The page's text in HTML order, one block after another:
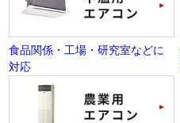
食品関係・工場・研究室などに
対応